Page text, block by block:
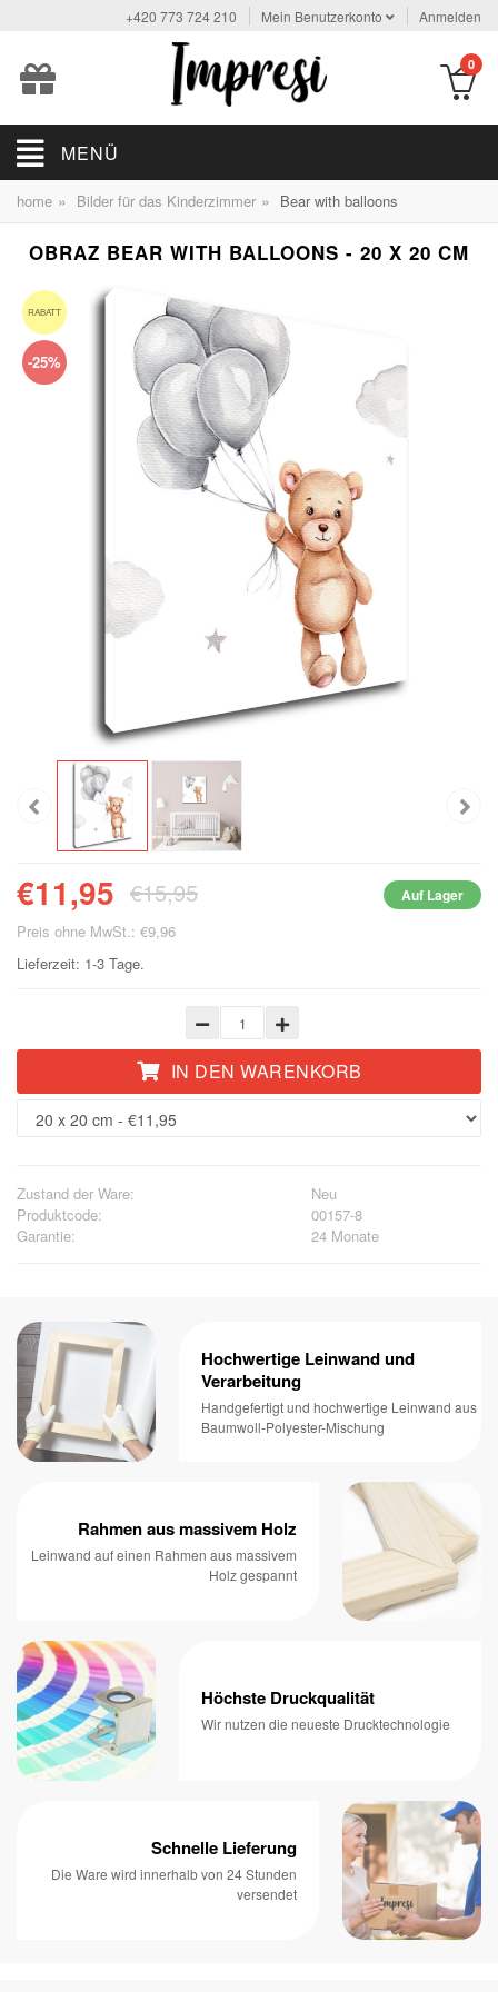
+420 773 724 210 Mein Benutzerkonto Anmelden
0
MENÜ
home » Bilder für das Kinderzimmer » Bear with balloons
OBRAZ BEAR WITH BALLOONS - 20 X 20 CM
RABATT
-25%
€11,95 €15,95 Auf Lager
Preis ohne MwSt.: €9,96
Lieferzeit: 1-3 Tage.
IN DEN WARENKORB
Zustand der Ware:
Neu
Produktcode:
00157-8
Garantie:
24 Monate
Hochwertige Leinwand und
Verarbeitung
Handgefertigt und hochwertige Leinwand aus
Baumwoll-Polyester-Mischung
Rahmen aus massivem Holz
Leinwand auf einen Rahmen aus massivem
Holz gespannt
Höchste Druckqualität
Wir nutzen die neueste Drucktechnologie
Schnelle Lieferung
Die Ware wird innerhalb von 24 Stunden
versendet